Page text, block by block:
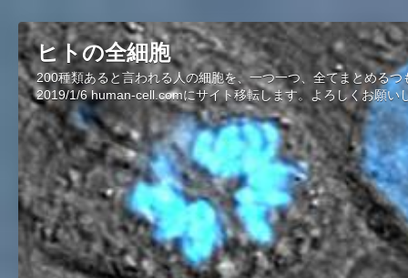
ヒトの全細胞
200種類あると言われる人の細胞を、一つ一つ、全てまとめるつ
2019/1/6 human-cell.comにサイト移転します。よろしくお願い